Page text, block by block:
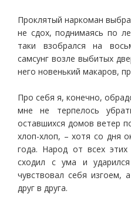
Проклятый наркоман
не сдох, поднимаясь по
таки взобрался на
самсунг возле выбитых
него новенький макаров,
Про себя я, конечно,
мне не терпелось
оставшихся домов ветер
хлоп-хлоп, – хотя со дня
года. Народ от всех
сходил с ума и
чувствовал себя
друг в друга.